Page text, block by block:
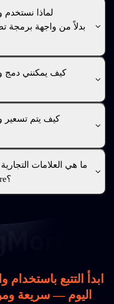
لماذا نستخدم
كيف يمكنني دمج
كيف يتم تسعير
ما هي العلامات
تطبيقات التتبع TrackingMore؟
ابدأ التتبع